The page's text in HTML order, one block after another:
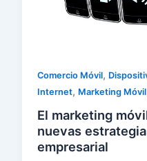
Comercio Móvil,
Internet, Marketing Móvil
El marketing
nuevas
empresarial